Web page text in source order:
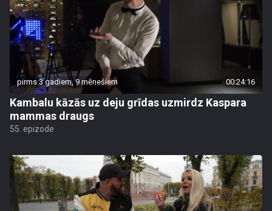
pirms 3 gadiem, 9 mēnešiem 00:24:16
Kambalu kāzās uz deju grīdas uzmirdz Kaspara
mammas draugs
55. epizode